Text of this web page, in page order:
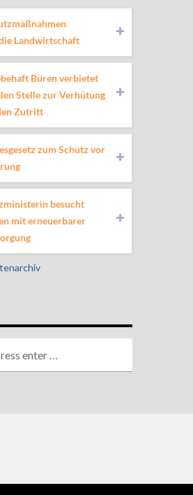
Landwirtschaft
Büren verbietet
Stelle zur Verhütung
Zutritt
zum Schutz vor
besucht
mit erneuerbarer